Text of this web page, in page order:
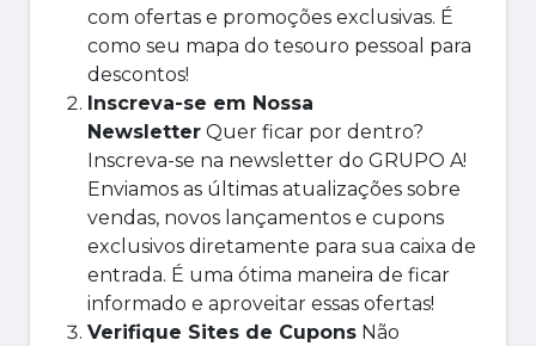
com ofertas e promoções exclusivas. É
como seu mapa do tesouro pessoal para
descontos!
Inscreva-se em Nossa
Newsletter Quer ficar por dentro?
Inscreva-se na newsletter do GRUPO A!
Enviamos as últimas atualizações sobre
vendas, novos lançamentos e cupons
exclusivos diretamente para sua caixa de
entrada. É uma ótima maneira de ficar
informado e aproveitar essas ofertas!
Verifique Sites de Cupons Não